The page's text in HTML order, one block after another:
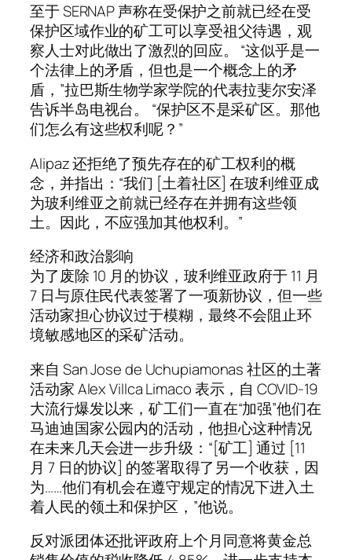
至于 SERNAP 声称在受保护之前就已经在受
保护区域作业的矿工可以享受祖父待遇，观
察人士对此做出了激烈的回应。 “这似乎是一
个法律上的矛盾，但也是一个概念上的矛
盾，”拉巴斯生物学家学院的代表拉斐尔安泽
告诉半岛电视台。 “保护区不是采矿区。那他
们怎么有这些权利呢？”
Alipaz 还拒绝了预先存在的矿工权利的概
念，并指出：“我们 [土着社区] 在玻利维亚成
为玻利维亚之前就已经存在并拥有这些领
土。因此，不应强加其他权利。”
经济和政治影响
为了废除 10 月的协议，玻利维亚政府于 11 月
7 日与原住民代表签署了一项新协议，但一些
活动家担心协议过于模糊，最终不会阻止环
境敏感地区的采矿活动。
来自 San Jose de Uchupiamonas 社区的土著
活动家 Alex Villca Limaco 表示，自 COVID-19
大流行爆发以来，矿工们一直在“加强”他们在
马迪迪国家公园内的活动，他担心这种情况
在未来几天会进一步升级：“[矿工] 通过 [11
月 7 日的协议] 的签署取得了另一个收获，因
为……他们有机会在遵守规定的情况下进入土
着人民的领土和保护区，”他说。
反对派团体还批评政府上个月同意将黄金总